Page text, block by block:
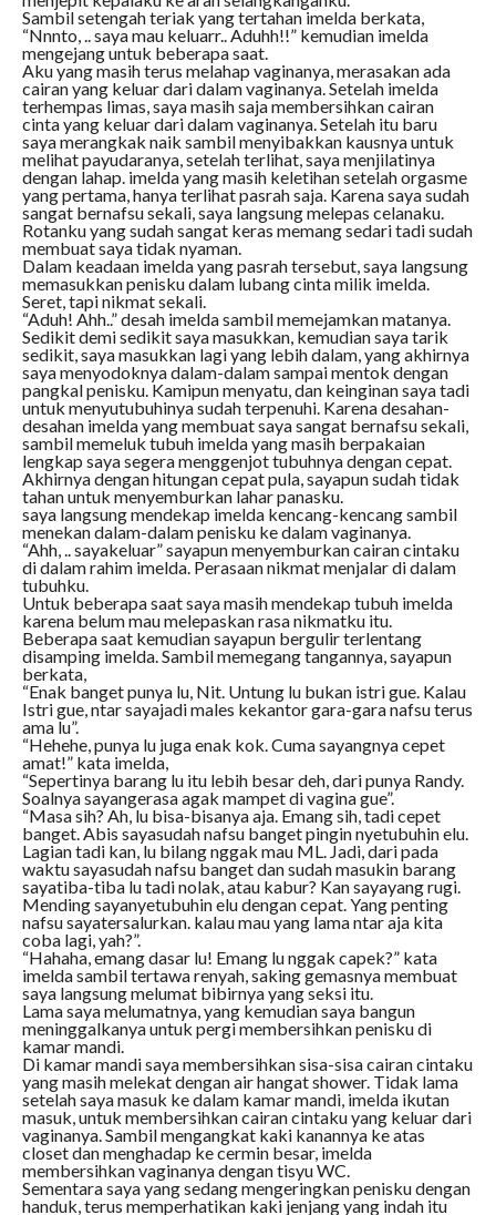
Sambil setengah teriak yang tertahan imelda berkata,
“Nnnto, .. saya mau keluarr.. Aduhh!!” kemudian imelda
mengejang untuk beberapa saat.
Aku yang masih terus melahap vaginanya, merasakan ada
cairan yang keluar dari dalam vaginanya. Setelah imelda
terhempas limas, saya masih saja membersihkan cairan
cinta yang keluar dari dalam vaginanya. Setelah itu baru
saya merangkak naik sambil menyibakkan kausnya untuk
melihat payudaranya, setelah terlihat, saya menjilatinya
dengan lahap. imelda yang masih keletihan setelah orgasme
yang pertama, hanya terlihat pasrah saja. Karena saya sudah
sangat bernafsu sekali, saya langsung melepas celanaku.
Rotanku yang sudah sangat keras memang sedari tadi sudah
membuat saya tidak nyaman.
Dalam keadaan imelda yang pasrah tersebut, saya langsung
memasukkan penisku dalam lubang cinta milik imelda.
Seret, tapi nikmat sekali.
“Aduh! Ahh..” desah imelda sambil memejamkan matanya.
Sedikit demi sedikit saya masukkan, kemudian saya tarik
sedikit, saya masukkan lagi yang lebih dalam, yang akhirnya
saya menyodoknya dalam-dalam sampai mentok dengan
pangkal penisku. Kamipun menyatu, dan keinginan saya tadi
untuk menyutubuhinya sudah terpenuhi. Karena desahan-
desahan imelda yang membuat saya sangat bernafsu sekali,
sambil memeluk tubuh imelda yang masih berpakaian
lengkap saya segera menggenjot tubuhnya dengan cepat.
Akhirnya dengan hitungan cepat pula, sayapun sudah tidak
tahan untuk menyemburkan lahar panasku.
saya langsung mendekap imelda kencang-kencang sambil
menekan dalam-dalam penisku ke dalam vaginanya.
“Ahh, .. sayakeluar” sayapun menyemburkan cairan cintaku
di dalam rahim imelda. Perasaan nikmat menjalar di dalam
tubuhku.
Untuk beberapa saat saya masih mendekap tubuh imelda
karena belum mau melepaskan rasa nikmatku itu.
Beberapa saat kemudian sayapun bergulir terlentang
disamping imelda. Sambil memegang tangannya, sayapun
berkata,
“Enak banget punya lu, Nit. Untung lu bukan istri gue. Kalau
Istri gue, ntar sayajadi males kekantor gara-gara nafsu terus
ama lu”.
“Hehehe, punya lu juga enak kok. Cuma sayangnya cepet
amat!” kata imelda,
“Sepertinya barang lu itu lebih besar deh, dari punya Randy.
Soalnya sayangerasa agak mampet di vagina gue”.
“Masa sih? Ah, lu bisa-bisanya aja. Emang sih, tadi cepet
banget. Abis sayasudah nafsu banget pingin nyetubuhin elu.
Lagian tadi kan, lu bilang nggak mau ML. Jadi, dari pada
waktu sayasudah nafsu banget dan sudah masukin barang
sayatiba-tiba lu tadi nolak, atau kabur? Kan sayayang rugi.
Mending sayanyetubuhin elu dengan cepat. Yang penting
nafsu sayatersalurkan. kalau mau yang lama ntar aja kita
coba lagi, yah?”.
“Hahaha, emang dasar lu! Emang lu nggak capek?” kata
imelda sambil tertawa renyah, saking gemasnya membuat
saya langsung melumat bibirnya yang seksi itu.
Lama saya melumatnya, yang kemudian saya bangun
meninggalkanya untuk pergi membersihkan penisku di
kamar mandi.
Di kamar mandi saya membersihkan sisa-sisa cairan cintaku
yang masih melekat dengan air hangat shower. Tidak lama
setelah saya masuk ke dalam kamar mandi, imelda ikutan
masuk, untuk membersihkan cairan cintaku yang keluar dari
vaginanya. Sambil mengangkat kaki kanannya ke atas
closet dan menghadap ke cermin besar, imelda
membersihkan vaginanya dengan tisyu WC.
Sementara saya yang sedang mengeringkan penisku dengan
handuk, terus memperhatikan kaki jenjang yang indah itu